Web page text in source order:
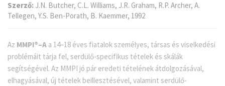
Szerző: J.N. Butcher, C.L. Williams, J.R. Graham, R.P. Archer, A.
Tellegen, Y.S. Ben-Porath, B. Kaemmer, 1992
Az MMPI®–A a 14–18 éves fiatalok személyes, társas és viselkedési
problémáit tárja fel, serdülő-specifikus tételek és skálák
segítségével. Az MMPI jó pár eredeti tételének átdolgozásával,
elhagyásával, új tételek beillesztésével, valamint serdülő-